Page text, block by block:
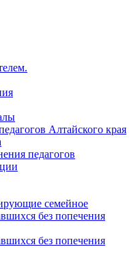
Алтайского края
педагогов
семейное
без попечения
без попечения